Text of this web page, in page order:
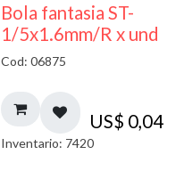
Bola fantasia ST-
1/5x1.6mm/R x und
Cod: 06875
US$ 0,04
Inventario: 7420